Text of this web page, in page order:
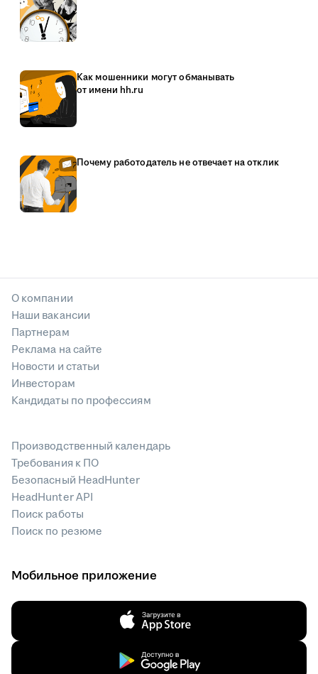
Как мошенники могут обманывать
от имени hh.ru
Почему работодатель не отвечает на отклик
О компании
Наши вакансии
Партнерам
Реклама на сайте
Новости и статьи
Инвесторам
Кандидаты по профессиям
Производственный календарь
Требования к ПО
Безопасный HeadHunter
HeadHunter API
Поиск работы
Поиск по резюме
Мобильное приложение